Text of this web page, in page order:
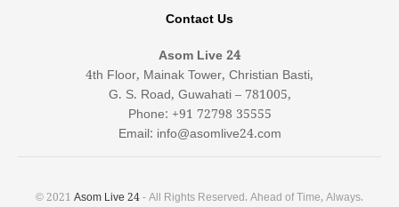
Contact Us
Asom Live 24
4th Floor, Mainak Tower, Christian Basti,
G. S. Road, Guwahati – 781005,
Phone: +91 72798 35555
Email: info@asomlive24.com
© 2021 Asom Live 24- All Rights Reserved. Ahead of Time, Always.